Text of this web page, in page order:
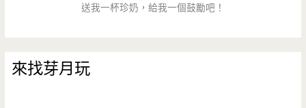
送我一杯珍奶，給我一個鼓勵吧！
來找芽月玩